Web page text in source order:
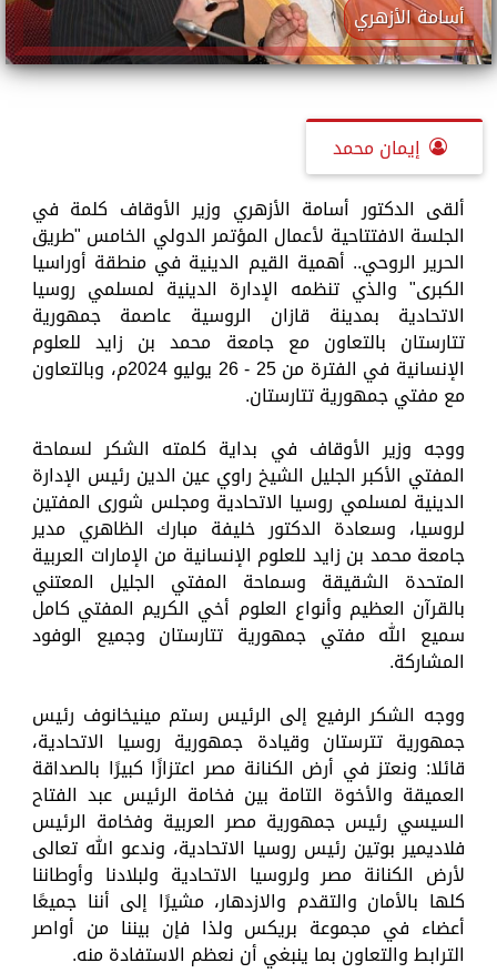
أسامة الأزهري
إيمان محمد
ألقى الدكتور أسامة الأزهري وزير الأوقاف كلمة في
الجلسة الافتتاحية لأعمال المؤتمر الدولي الخامس "طريق
الحرير الروحي.. أهمية القيم الدينية في منطقة أوراسيا
الكبرى" والذي تنظمه الإدارة الدينية لمسلمي روسيا
الاتحادية بمدينة قازان الروسية عاصمة جمهورية
تتارستان بالتعاون مع جامعة محمد بن زايد للعلوم
الإنسانية في الفترة من 25 - 26 يوليو 2024م، وبالتعاون
مع مفتي جمهورية تتارستان.
ووجه وزير الأوقاف في بداية كلمته الشكر لسماحة
المفتي الأكبر الجليل الشيخ راوي عين الدين رئيس الإدارة
الدينية لمسلمي روسيا الاتحادية ومجلس شورى المفتين
لروسيا، وسعادة الدكتور خليفة مبارك الظاهري مدير
جامعة محمد بن زايد للعلوم الإنسانية من الإمارات العربية
المتحدة الشقيقة وسماحة المفتي الجليل المعتني
بالقرآن العظيم وأنواع العلوم أخي الكريم المفتي كامل
سميع الله مفتي جمهورية تتارستان وجميع الوفود
المشاركة.
ووجه الشكر الرفيع إلى الرئيس رستم مينيخانوف رئيس
جمهورية تترستان وقيادة جمهورية روسيا الاتحادية،
قائلا: ونعتز في أرض الكنانة مصر اعتزازًا كبيرًا بالصداقة
العميقة والأخوة التامة بين فخامة الرئيس عبد الفتاح
السيسي رئيس جمهورية مصر العربية وفخامة الرئيس
فلاديمير بوتين رئيس روسيا الاتحادية، وندعو الله تعالى
لأرض الكنانة مصر ولروسيا الاتحادية ولبلادنا وأوطاننا
كلها بالأمان والتقدم والازدهار، مشيرًا إلى أننا جميعًا
أعضاء في مجموعة بريكس ولذا فإن بيننا من أواصر
الترابط والتعاون بما ينبغي أن نعظم الاستفادة منه.